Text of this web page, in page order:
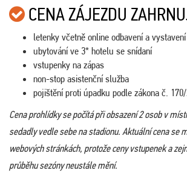
CENA ZÁJEZDU
letenky včetně online odbavení a
ubytování ve 3* hotelu se snídaní
vstupenky na zápas
non-stop asistenční služba
pojištění proti úpadku podle zákona č.
Cena prohlídky se počítá při obsazení 2 osob v
sedadly vedle sebe na stadionu. Aktuální cena se
webových stránkách, protože ceny vstupenek a
průběhu sezóny neustále mění.